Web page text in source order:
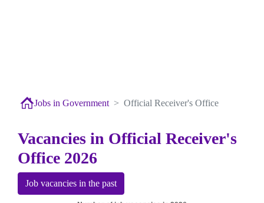
Jobs in Government Official Receiver's Office
Vacancies in Official Receiver's
Office 2026
Job vacancies in the past